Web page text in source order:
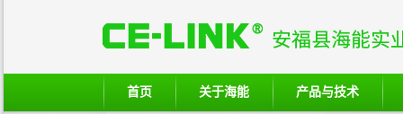
首页 关于海能 产品与技术